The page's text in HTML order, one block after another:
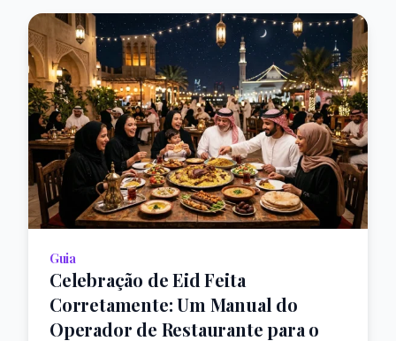
Guia
Celebração de Eid Feita
Corretamente: Um Manual do
Operador de Restaurante para o